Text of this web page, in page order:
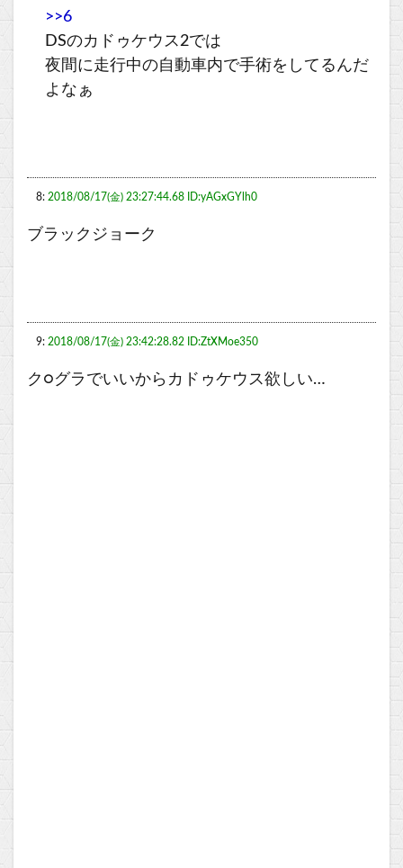
>>6
DSのカドゥケウス2では
夜間に走行中の自動車内で手術をしてるんだ
よなぁ
8: 2018/08/17(金) 23:27:44.68 ID:yAGxGYlh0
ブラックジョーク
9: 2018/08/17(金) 23:42:28.82 ID:ZtXMoe350
ク○グラでいいからカドゥケウス欲しい…